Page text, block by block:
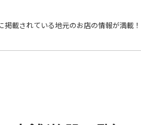
掲載されている地元のお店の情報が満載！